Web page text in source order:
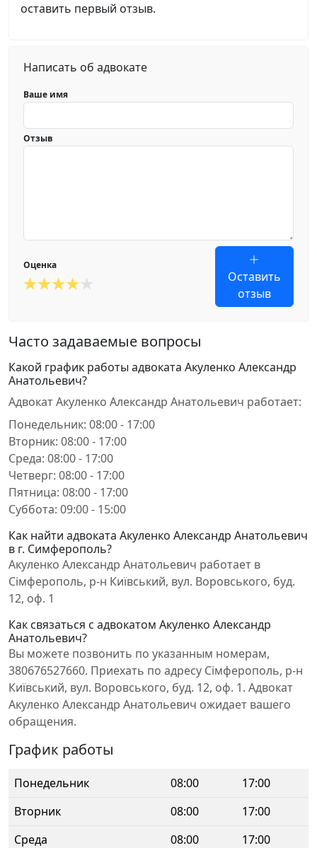
оставить первый отзыв.
Написать об адвокате
Ваше имя
Отзыв
Оценка
Оставить
отзыв
Часто задаваемые вопросы
Какой график работы адвоката Акуленко Александр
Анатольевич?
Адвокат Акуленко Александр Анатольевич работает:
Понедельник: 08:00 - 17:00
Вторник: 08:00 - 17:00
Среда: 08:00 - 17:00
Четверг: 08:00 - 17:00
Пятница: 08:00 - 17:00
Суббота: 09:00 - 15:00
Как найти адвоката Акуленко Александр Анатольевич
в г. Симферополь?
Акуленко Александр Анатольевич работает в
Сімферополь, р-н Київський, вул. Воровського, буд.
12, оф. 1
Как связаться с адвокатом Акуленко Александр
Анатольевич?
Вы можете позвонить по указанным номерам,
380676527660. Приехать по адресу Сімферополь, р-н
Київський, вул. Воровського, буд. 12, оф. 1. Адвокат
Акуленко Александр Анатольевич ожидает вашего
обращения.
График работы
Понедельник 08:00
17:00
Вторник
08:00
17:00
Среда
08:00
17:00